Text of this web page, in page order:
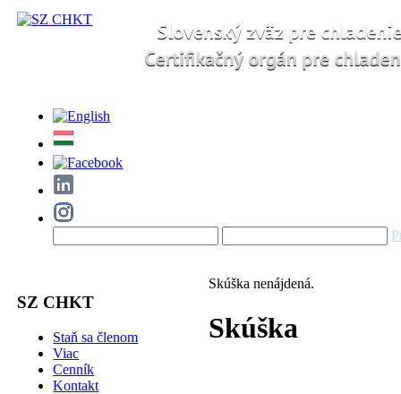
SZ CHKT
Staň sa členom
Viac
Cenník
Kontakt
Skúška nenájdená.
Skúška